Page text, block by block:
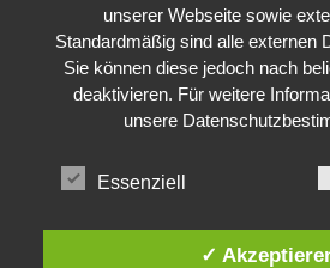
unserer Webseite sowie
Standardmäßig sind alle externen
Sie können diese jedoch nach
deaktivieren. Für weitere
unsere
Essenziell
✓